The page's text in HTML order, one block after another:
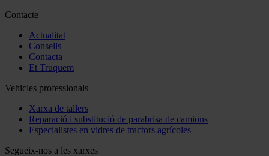
Contacte
Actualitat
Consells
Contacta
Et Truquem
Vehicles professionals
Xarxa de tallers
Reparació i substitució de parabrisa de camions
Especialistes en vidres de tractors agrícoles
Segueix-nos a les xarxes